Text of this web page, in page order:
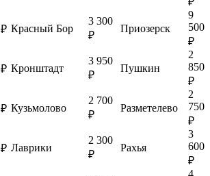
Красный Бор
3 300
₽
Приозерск
9
500
₽
Кронштадт
3 950
₽
Пушкин
2
850
₽
Кузьмолово
2 700
₽
Разметелево
2
750
₽
Лаврики
2 300
₽
Рахья
3
600
₽
4